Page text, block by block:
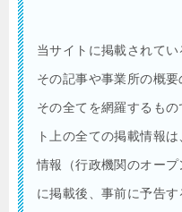
当サイトに掲載されてい
その記事や事業所の概要
その全てを網羅するも
ト上の全ての掲載情報
情報（行政機関のオー
に掲載後、事前に予告